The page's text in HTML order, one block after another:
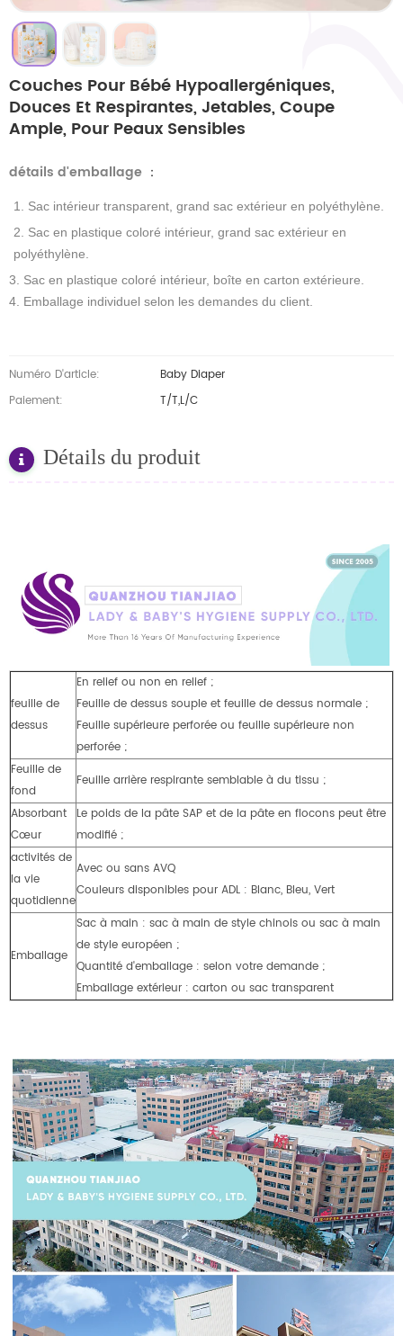
Couches Pour Bébé Hypoallergéniques,
Douces Et Respirantes, Jetables, Coupe
Ample, Pour Peaux Sensibles
détails d'emballage ：
1. Sac intérieur transparent, grand sac extérieur en polyéthylène.
2. Sac en plastique coloré intérieur, grand sac extérieur en
polyéthylène.
3. Sac en plastique coloré intérieur, boîte en carton extérieure.
4. Emballage individuel selon les demandes du client.
Numéro D'article:
Baby Diaper
Paiement:
T/T,L/C
Détails du produit
feuille de
dessus
En relief ou non en relief ;
Feuille de dessus souple et feuille de dessus normale ;
Feuille supérieure perforée ou feuille supérieure non
perforée ;
Feuille de
fond
Feuille arrière respirante semblable à du tissu ;
Absorbant
Cœur
Le poids de la pâte SAP et de la pâte en flocons peut être
modifié ;
activités de
la vie
quotidienne
Avec ou sans AVQ
Couleurs disponibles pour ADL : Blanc, Bleu, Vert
Emballage
Sac à main : sac à main de style chinois ou sac à main
de style européen ;
Quantité d'emballage : selon votre demande ;
Emballage extérieur : carton ou sac transparent